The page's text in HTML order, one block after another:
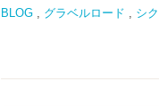
BLOG , グラベルロード , シ